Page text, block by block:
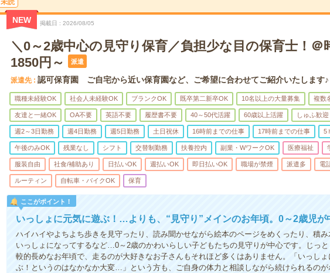
未読
NEW 掲載日 2026/08/05
＼0～2歳中心の見守り保育／負担少な目の保育士！＠
1850円～
派遣
派遣先 認可保育園 ご自宅から近い保育園など、ご希望に合わせてご紹介いたします♪
職種未経験OK 社会人未経験OK ブランクOK 既卒第二新卒OK 10名以上の大量募集 複数
友達と一緒OK OA不要 英語不要 履歴書不要 40～50代活躍 60歳以上活躍 しゅふ歓迎
週2～3日勤務 週4日勤務 週5日勤務 土日祝休 16時前までの仕事 17時前までの仕事 5
午後のみOK 残業なし シフト 交替制勤務 扶養控内 副業・WワークOK 医療福祉
服装自由 社食/補助あり 日払いOK 週払いOK 即日払いOK 職場が禁煙 派遣多 電
ルーティン 自転車・バイクOK 保育
ここがポイント！
いっしょに元気に遊ぶ！…よりも、“見守り”メインのお年頃。0～2歳児が
ハイハイやよちよち歩きを見守ったり、読み聞かせながら絵本のページをめくったり、積
いっしょになってするなど…0～2歳のかわいらしい子どもたちの見守りが中心です。じっ
較的長めなお年頃で、走るのが大好きなお子さんもそれほど多くはありません。「いっし
ぶ！というのはなかなか大変…」という方も、ご自身の体力と相談しながら続けられるのが